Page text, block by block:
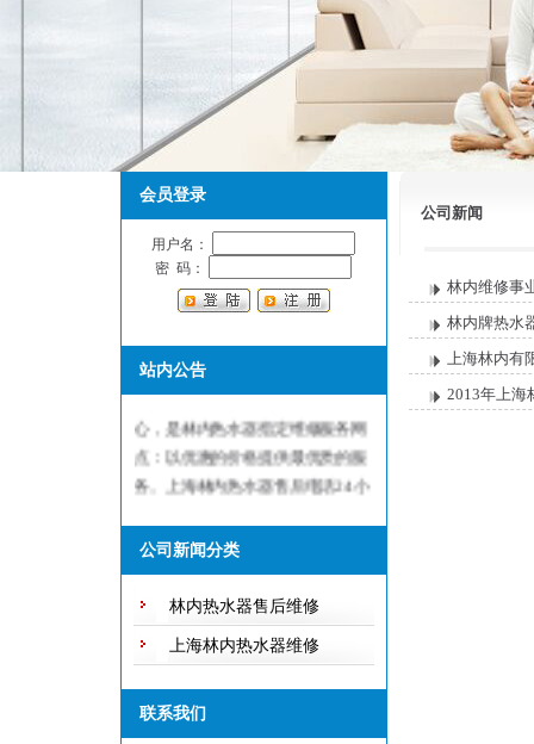
会员登录
用户名：
密 码：
站内公告
上海林内热水器售后维修服务中
心，是林内热水器指定维修服务网
点：以优惠的价格提供最优质的服
务。上海林内热水器售后电话24小
不休息，保证用户随叫随到，随到
公司新闻分类
林内热水器售后维修
上海林内热水器维修
联系我们
公司新闻
林内维修事
林内牌热水
上海林内有
2013年上海